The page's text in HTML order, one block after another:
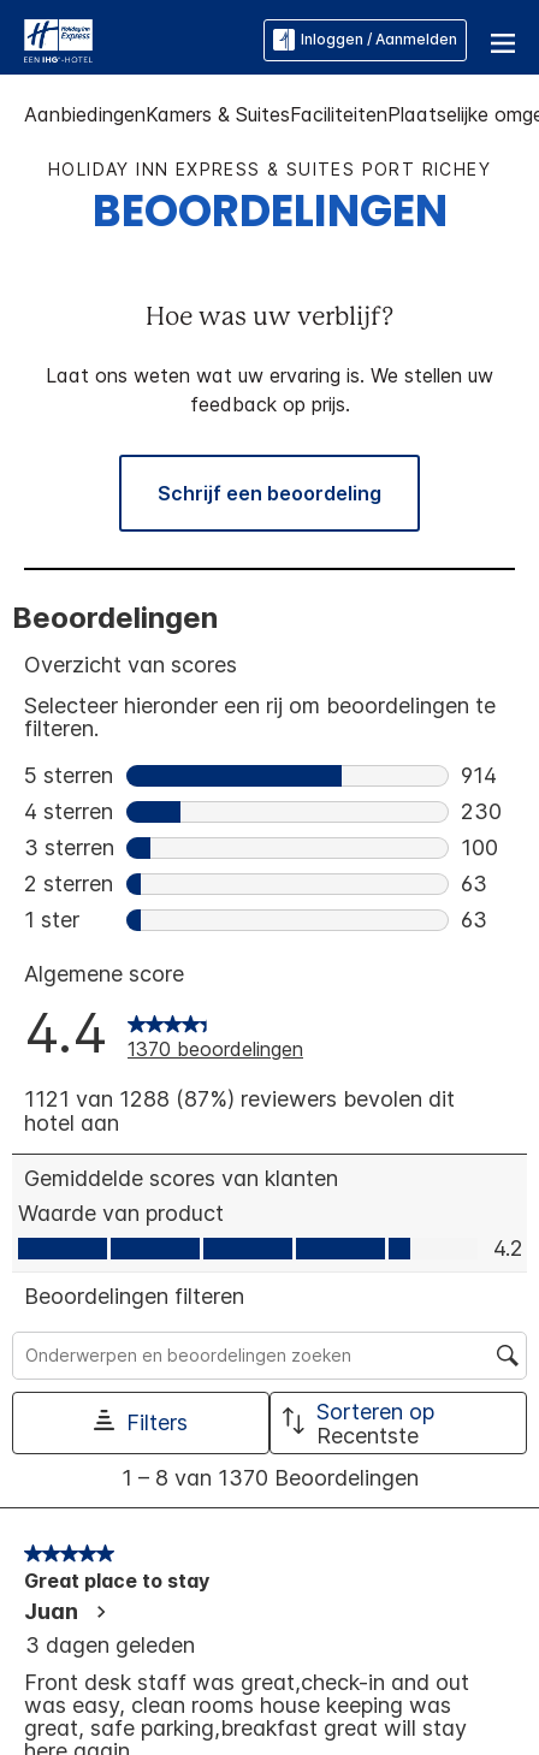
Inloggen / Aanmelden
AanbiedingenKamers & SuitesFaciliteitenPlaatselijke
HOLIDAY INN EXPRESS & SUITES PORT RICHEY
BEOORDELINGEN
Hoe was uw verblijf?
Laat ons weten wat uw ervaring is. We stellen uw
feedback op prijs.
Schrijf een beoordeling